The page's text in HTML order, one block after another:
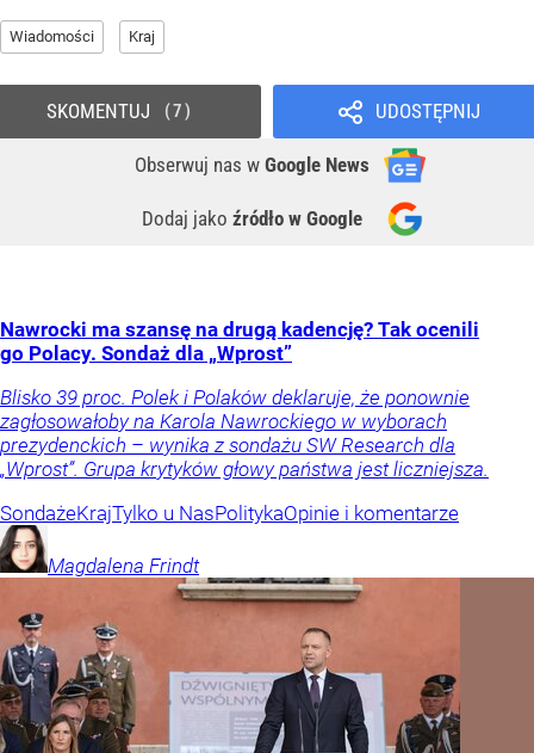
Wiadomości Kraj
UDOSTĘPNIJ
Obserwuj nas w Google News
Dodaj jako źródło w Google
SKOMENTUJ 7
Nawrocki ma szansę na drugą kadencję? Tak ocenili
go Polacy. Sondaż dla „Wprost”
Blisko 39 proc. Polek i Polaków deklaruje, że ponownie
zagłosowałoby na Karola Nawrockiego w wyborach
prezydenckich – wynika z sondażu SW Research dla
„Wprost”. Grupa krytyków głowy państwa jest liczniejsza.
SondażeKrajTylko u NasPolitykaOpinie i komentarze
Magdalena Frindt